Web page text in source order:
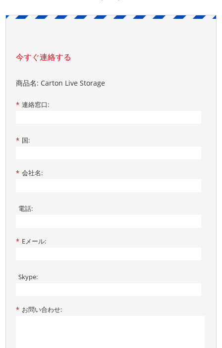
今すぐ連絡する
商品名: Carton Live Storage
* 連絡窓口:
* 国:
* 会社名:
電話:
* Eメール:
Skype:
* お問い合わせ: